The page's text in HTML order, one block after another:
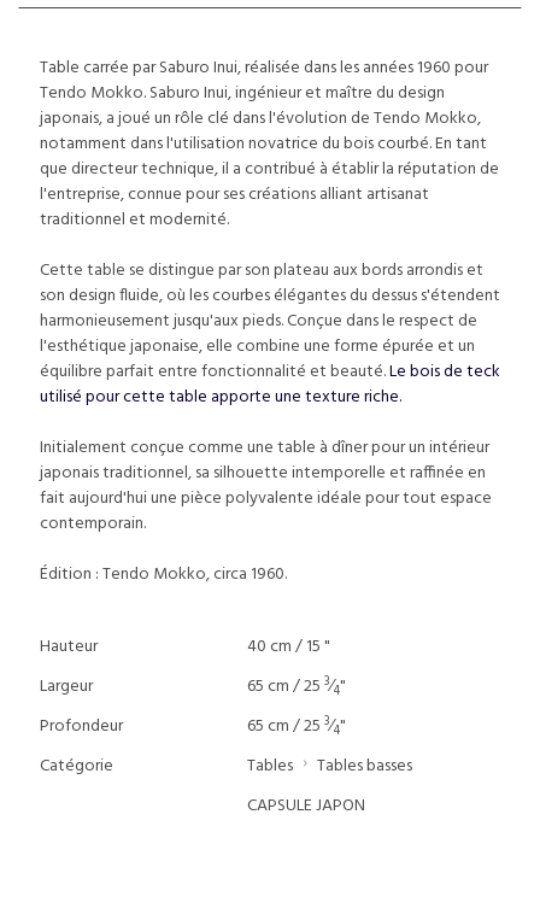
Table carrée par Saburo Inui, réalisée dans les années 1960 pour
Tendo Mokko. Saburo Inui, ingénieur et maître du design
japonais, a joué un rôle clé dans l'évolution de Tendo Mokko,
notamment dans l'utilisation novatrice du bois courbé. En tant
que directeur technique, il a contribué à établir la réputation de
l'entreprise, connue pour ses créations alliant artisanat
traditionnel et modernité.
Cette table se distingue par son plateau aux bords arrondis et
son design fluide, où les courbes élégantes du dessus s'étendent
harmonieusement jusqu'aux pieds. Conçue dans le respect de
l'esthétique japonaise, elle combine une forme épurée et un
équilibre parfait entre fonctionnalité et beauté.Le bois de teck
utilisé pour cette table apporte une texture riche.
Initialement conçue comme une table à dîner pour un intérieur
japonais traditionnel, sa silhouette intemporelle et raffinée en
fait aujourd'hui une pièce polyvalente idéale pour tout espace
contemporain.
Édition : Tendo Mokko, circa 1960.
Hauteur
40 cm / 15 "
Largeur
65 cm / 25 3⁄4"
Profondeur
65 cm / 25 3⁄4"
Catégorie
Tables
Tables basses
CAPSULE JAPON